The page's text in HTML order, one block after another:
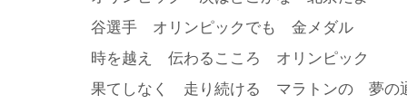
谷選手 オリンピックでも 金メダル
時を越え 伝わるこころ オリンピック
果てしなく 走り続ける マラトンの 夢の